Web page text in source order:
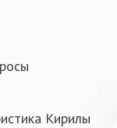
Кирилы